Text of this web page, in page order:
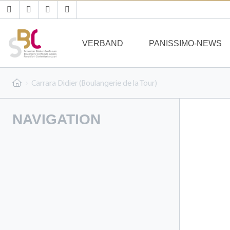
VERBAND PANISSIMO-NEWS
Carrara Didier (Boulangerie de la Tour)
NAVIGATION